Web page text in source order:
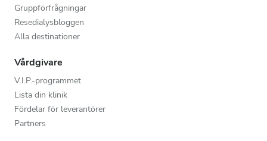
Gruppförfrågningar
Resedialysbloggen
Alla destinationer
Vårdgivare
V.I.P.-programmet
Lista din klinik
Fördelar för leverantörer
Partners